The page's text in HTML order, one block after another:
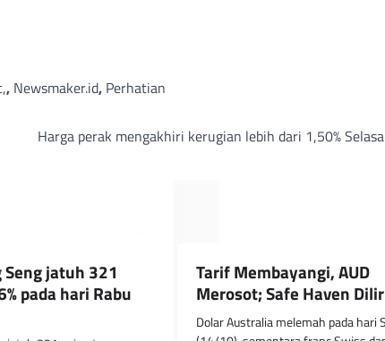
, Newsmaker.id, Perhatian
Harga perak mengakhiri kerugian lebih dari 1,50%
jatuh 321
pada hari Rabu
Tarif Membayangi, AUD
Merosot; Safe Haven
Dolar Australia melemah pada hari